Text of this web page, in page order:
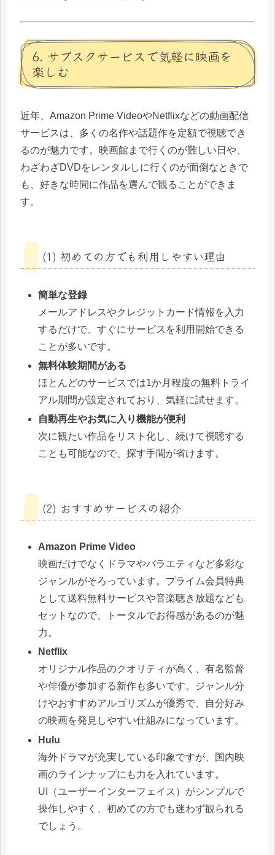
6. サブスクサービスで気軽に映画を
楽しむ
近年、Amazon Prime VideoやNetflixなどの動画配信
サービスは、多くの名作や話題作を定額で視聴でき
るのが魅力です。映画館まで行くのが難しい日や、
わざわざDVDをレンタルしに行くのが面倒なときで
も、好きな時間に作品を選んで観ることができま
す。
(1) 初めての方でも利用しやすい理由
簡単な登録
メールアドレスやクレジットカード情報を入力
するだけで、すぐにサービスを利用開始できる
ことが多いです。
無料体験期間がある
ほとんどのサービスでは1か月程度の無料トライ
アル期間が設定されており、気軽に試せます。
自動再生やお気に入り機能が便利
次に観たい作品をリスト化し、続けて視聴する
ことも可能なので、探す手間が省けます。
(2) おすすめサービスの紹介
Amazon Prime Video
映画だけでなくドラマやバラエティなど多彩な
ジャンルがそろっています。プライム会員特典
として送料無料サービスや音楽聴き放題なども
セットなので、トータルでお得感があるのが魅
力。
Netflix
オリジナル作品のクオリティが高く、有名監督
や俳優が参加する新作も多いです。ジャンル分
けやおすすめアルゴリズムが優秀で、自分好み
の映画を発見しやすい仕組みになっています。
Hulu
海外ドラマが充実している印象ですが、国内映
画のラインナップにも力を入れています。
UI（ユーザーインターフェイス）がシンプルで
操作しやすく、初めての方でも迷わず観られる
でしょう。